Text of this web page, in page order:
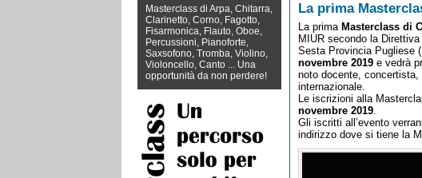
Masterclass di Arpa, Chitarra,
Clarinetto, Corno, Fagotto,
Fisarmonica, Flauto, Oboe,
Percussioni, Pianoforte,
Saxsofono, Tromba, Violino,
Violoncello, Canto ... Una
opportunità da non perdere!
La prima
La prima Masterclass di
MIUR secondo la
Sesta Provincia Pugliese
novembre 2019 e vedrà
noto docente,
internazionale.
Le iscrizioni alla
novembre 2019.
Gli iscritti all’evento
indirizzo dove si tiene la